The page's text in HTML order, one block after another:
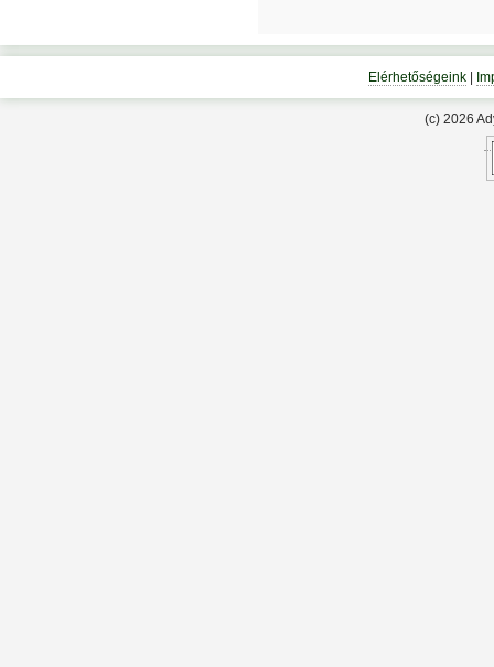
Elérhetőségeink|
(c) 2026